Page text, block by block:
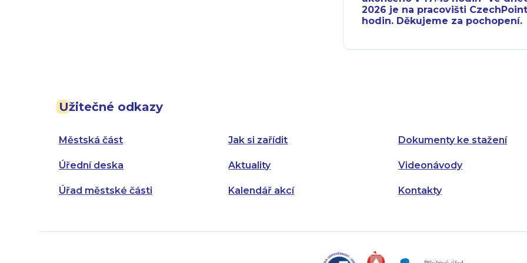
Užitečné odkazy
Městská část
Úřední deska
Úřad městské části
Jak si zařídit
Aktuality
Kalendář akcí
Dokumenty ke stažení
Videonávody
Kontakty
2026 je na pracovišti
hodin. Děkujeme za pochopení.
Pátek: